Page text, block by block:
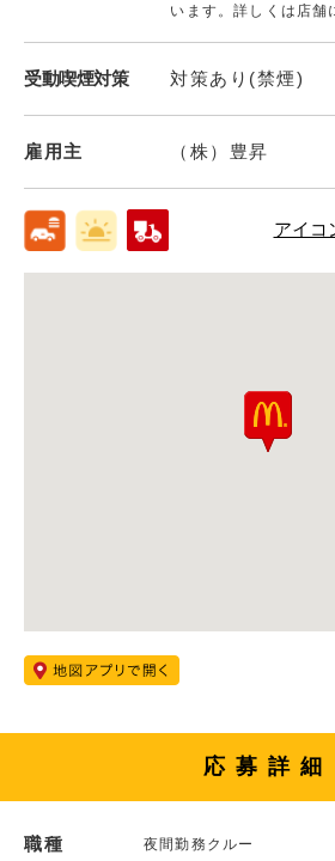
います。詳しくは店舗
受動喫煙対策 対策あり(禁煙)
雇用主 （株）豊昇
アイコ
応募詳細
職種 夜間勤務クルー